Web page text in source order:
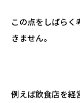
この点をしばらく
きません。
例えば飲食店を経